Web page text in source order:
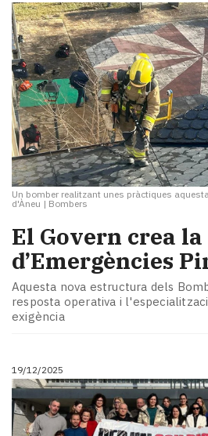
Un bomber realitzant unes pràctiques
d'Àneu | Bombers
​El Govern crea
d’Emergències
Aquesta nova estructura dels
resposta operativa i
exigència
19/12/2025